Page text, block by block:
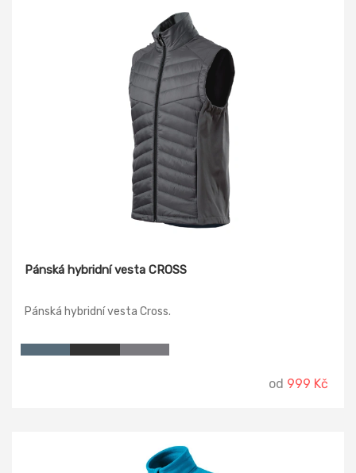
Pánská hybridní vesta CROSS
Pánská hybridní vesta Cross.
od 999 Kč